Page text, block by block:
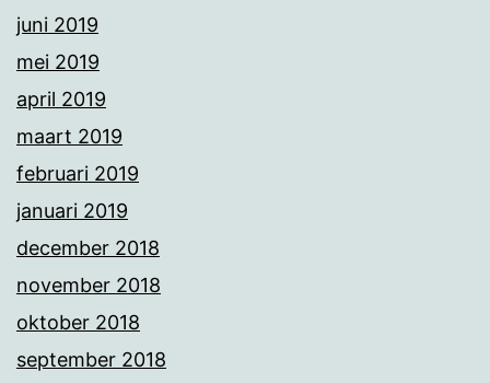
juni 2019
mei 2019
april 2019
maart 2019
februari 2019
januari 2019
december 2018
november 2018
oktober 2018
september 2018